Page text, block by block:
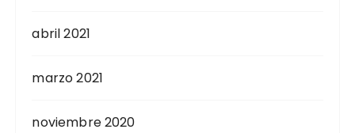
abril 2021
marzo 2021
noviembre 2020